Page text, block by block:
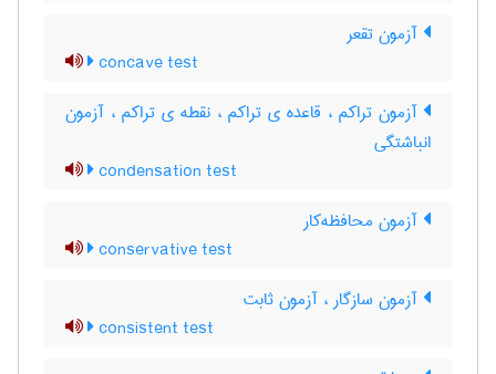
آزمون تقعر
concave test
آزمون تراکم ، قاعده ی تراکم ، نقطه ی تراکم ، آزمون
انباشتگی
condensation test
آزمون محافظه‌کار
conservative test
آزمون سازگار ، آزمون ثابت
consistent test